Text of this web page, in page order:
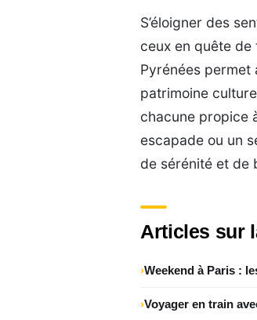
S’éloigner des
ceux en quête de
Pyrénées
patrimoine
chacune propice
escapade ou un
de sérénité et de
Articles sur
Weekend à Paris :
Voyager en train